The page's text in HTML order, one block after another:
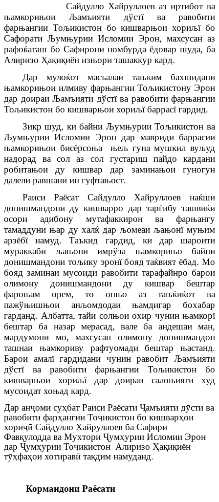
Сайдулло Хайруллоев аз иртибот ва
њамкорињои Љамъияти дўстї ва равобити
фарњангии Тољикистон бо кишварњои хориљї бо
Сафорати Љумњурии Исломии Эрон, махсусан аз
рафоќаташ бо Сафирони номбурда ёдовар шуда, ба
Алиризо Ҳақиқиён изњори ташаккур кард.
Дар мулоќот масъалаи тањким бахшидани
њамкорињои илмиву фарњангии Тољикистону Эрон
дар доираи Љамъияти дўстї ва равобити фарњангии
Тољикистон бо кишварњои хориљїбаррасї гардид.
Зикр шуд, ки байни Љумњурии Тољикистон ва
Љумњурии Исломии Эрон дар мавриди баррасии
њамкорињои бисёрсоња њељ гуна мушкил вуљуд
надорад ва сол аз сол густариш пайдо кардани
робитањои ду кишвар дар заминањои гуногун
далели равшани ин гуфтањост.
Раиси Раёсат Сайдулло Хайруллоев наќши
донишмандони ду кишварро дар тарѓибу ташвиќи
осори адибону мутафаккирон ва фарњангу
тамаддуни њар ду халќ дар љомеаи љањонї муњим
арзёбї намуд. Таъкид гардид, ки дар шароити
мураккаби љањони имрўза њамкорињо байни
донишмандони тољику эронї бояд таќвият ёбад. Мо
бояд заминаи мусоиди равобити тарафайнро барои
олимону донишмандони ду кишвар бештар
фароњам орем, то онњо аз тањќиќот ва
пажўњишњои анљомдодаи њамдигар бохабар
гарданд. Албатта, тайи солњои охир чунин њамкорї
бештар ба назар мерасад, вале ба андешаи ман,
мардумони мо, махсусан олимону донишмандон
ташнаи њамкориву рафтуомади бештар њастанд.
Барои амалї гардидани чунин равобит Љамъияти
дўстї ва равобити фарњангии Тољикистон бо
кишварњои хориљї дар доираи салоњияти худ
мусоидат хоњад кард.
Дар анҷоми суҳбат Раиси Раёсати Ҷамъияти дӯстӣ ва
равобити фарҳангии Тоҷикистон бо кишварҳои
хориҷӣ Сайдулло Хайруллоев ба Сафири
Фавқулодда ва Мухтори Ҷумҳурии Исломии Эрон
дар Ҷумҳурии Тоҷикистон Алиризо Ҳақиқиён
тӯҳфаҳои хотиравӣ тақдим намуданд.
Кормандони Раёсати